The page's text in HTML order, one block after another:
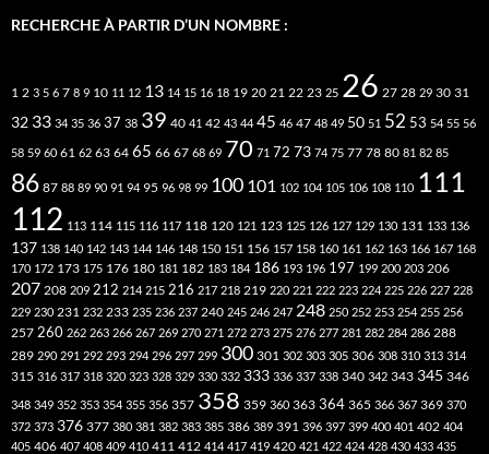
RECHERCHE À PARTIR D’UN NOMBRE :
1 2 3 5 6 7 8 9 10 11 12 13 14 15 16 18 19 20 21 22 23 25 26 27 28 29 30 31
32 33 34 35 36 37 38 39 40 41 42 43 44 45 46 47 48 49 50 51 52 53 54 55 56
58 59 60 61 62 63 64 65 66 67 68 69 70 71 72 73 74 75 77 78 80 81 82 85
86 87 88 89 90 91 94 95 96 98 99 100 101 102 104 105 106 108 110 111
112 113 114 115 116 117 118 120 121 123 125 126 127 129 130 131 133 136
137 138 140 142 143 144 146 148 150 151 156 157 158 160 161 162 163 166 167 168
170 172 173 175 176 180 181 182 183 184 186 193 196 197 199 200 203 206
207 208 209 212 214 215 216 217 218 219 220 221 222 223 224 225 226 227 228
229 230 231 232 233 235 236 237 240 245 246 247 248 250 252 253 254 255 256
257 260 262 263 266 267 269 270 271 272 273 275 276 277 281 282 284 286 288
289 290 291 292 293 294 296 297 299 300 301 302 303 305 306 308 310 313 314
315 316 317 318 320 323 328 329 330 332 333 336 337 338 340 342 343 345 346
348 349 352 353 354 355 356 357 358 359 360 363 364 365 366 367 369 370
372 373 376 377 380 381 382 383 385 386 389 391 396 397 399 400 401 402 404
405 406 407 408 409 410 411 412 414 417 419 420 421 422 424 428 430 433 435